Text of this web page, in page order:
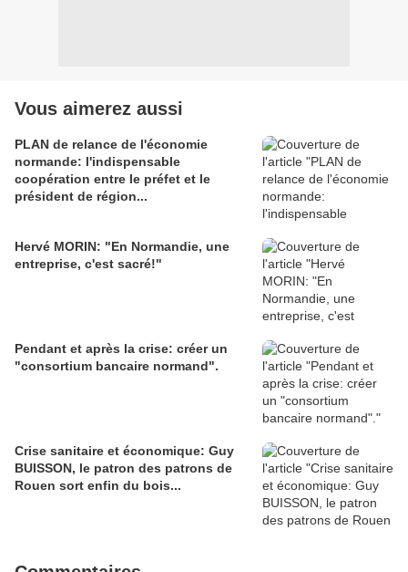
Vous aimerez aussi
PLAN de relance de l'économie
normande: l'indispensable
coopération entre le préfet et le
président de région...
Hervé MORIN: "En Normandie, une
entreprise, c'est sacré!"
Pendant et après la crise: créer un
"consortium bancaire normand".
Crise sanitaire et économique: Guy
BUISSON, le patron des patrons de
Rouen sort enfin du bois...